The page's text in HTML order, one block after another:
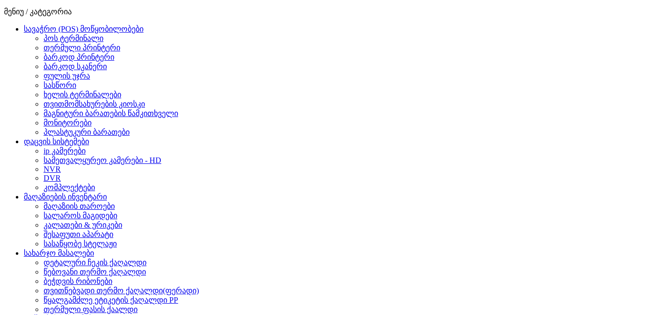
მენიუ / კატეგორია
სავაჭრო (POS) მოწყობილობები
პოს ტერმინალი
თერმული პრინტერი
ბარკოდ პრინტერი
ბარკოდ სკანერი
ფულის უჯრა
სასწორი
ხელის ტერმინალები
თვითმომსახურების კიოსკი
მაგნიტური ბარათების წამკითხველი
მონიტორები
პლასტუკური ბარათები
დაცვის სისტემები
ip კამერები
სამეთვალყურეო კამერები - HD
NVR
DVR
კომპლექტები
მაღაზიების ინვენტარი
მაღაზიის თაროები
სალაროს მაგიდები
კალათები & ურიკები
შესაფუთი აპარატი
სასაწყობე სტელაჟი
სახარჯო მასალები
დეტალური ჩეკის ქაღალდი
წებოვანი თერმო ქაღალდი
ბეჭდვის რიბონები
თვითწებვადი თერმო ქაღალდი(ფერადი)
წყალგამძლე ეტიკეტის ქაღალდი PP
თერმული ფასის ქაალდი